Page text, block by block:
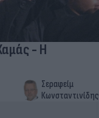
- Η
Σεραφείμ
Κωνσταντινίδης